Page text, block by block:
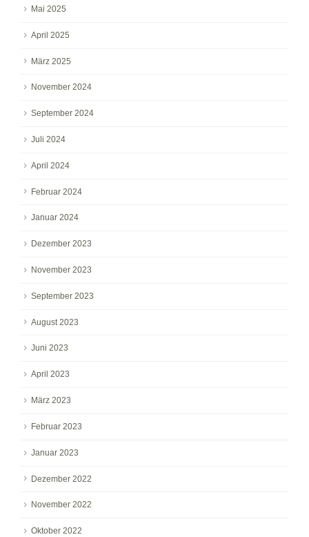
Mai 2025
April 2025
März 2025
November 2024
September 2024
Juli 2024
April 2024
Februar 2024
Januar 2024
Dezember 2023
November 2023
September 2023
August 2023
Juni 2023
April 2023
März 2023
Februar 2023
Januar 2023
Dezember 2022
November 2022
Oktober 2022